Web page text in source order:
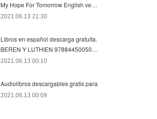
My Hope For Tomorrow English ve…
2021.06.13 21:30
Libros en español descarga gratuita.
BEREN Y LUTHIEN 97884450050…
2021.06.13 00:10
Audiolibros descargables gratis para
2021.06.13 00:09